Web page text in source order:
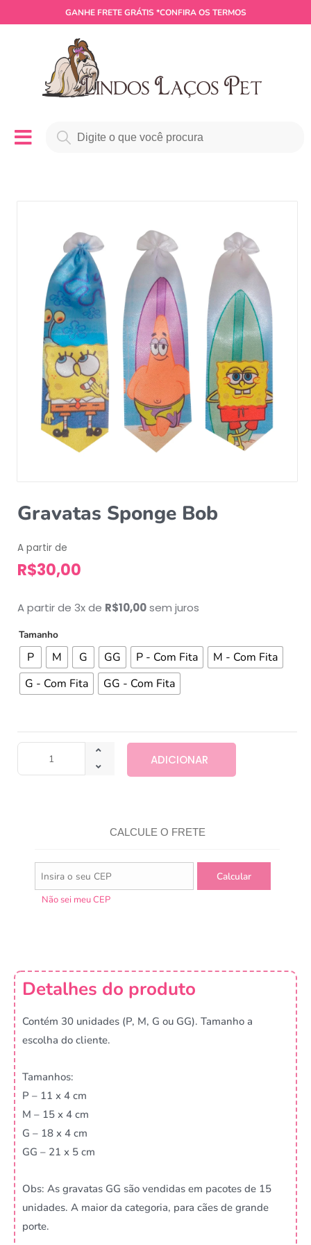
GANHE FRETE GRÁTIS *CONFIRA OS TERMOS
Gravatas Sponge Bob
A partir de
R$30,00
A partir de 3x de R$10,00sem juros
Tamanho
P M G GG P - Com Fita
M - Com Fita
G - Com Fita
GG - Com Fita
ADICIONAR
CALCULE O FRETE
Não sei meu CEP
Detalhes do produto
Contém 30 unidades (P, M, G ou GG). Tamanho a
escolha do cliente.
Tamanhos:
P – 11 x 4 cm
M – 15 x 4 cm
G – 18 x 4 cm
GG – 21 x 5 cm
Obs: As gravatas GG são vendidas em pacotes de 15
unidades. A maior da categoria, para cães de grande
porte.